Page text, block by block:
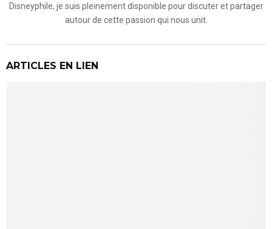
Disneyphile, je suis pleinement disponible pour discuter et partager
autour de cette passion qui nous unit.
ARTICLES EN LIEN